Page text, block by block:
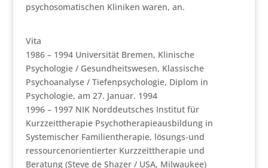
psychosomatischen Kliniken waren, an.
Vita
1986 – 1994 Universität Bremen, Klinische
Psychologie / Gesundheitswesen, Klassische
Psychoanalyse / Tiefenpsychologie, Diplom in
Psychologie, am 27. Januar. 1994
1996 – 1997 NIK Norddeutsches Institut für
Kurzzeittherapie Psychotherapieausbildung in
Systemischer Familientherapie, lösungs-und
ressourcenorientierter Kurzzeittherapie und
Beratung (Steve de Shazer / USA, Milwaukee)